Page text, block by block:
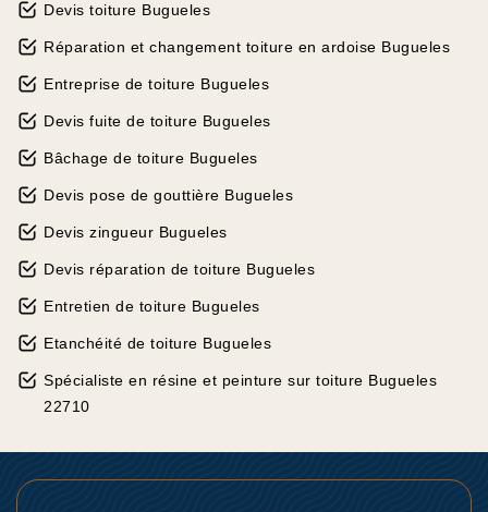
Devis toiture Bugueles
Réparation et changement toiture en ardoise Bugueles
Entreprise de toiture Bugueles
Devis fuite de toiture Bugueles
Bâchage de toiture Bugueles
Devis pose de gouttière Bugueles
Devis zingueur Bugueles
Devis réparation de toiture Bugueles
Entretien de toiture Bugueles
Etanchéité de toiture Bugueles
Spécialiste en résine et peinture sur toiture Bugueles
22710